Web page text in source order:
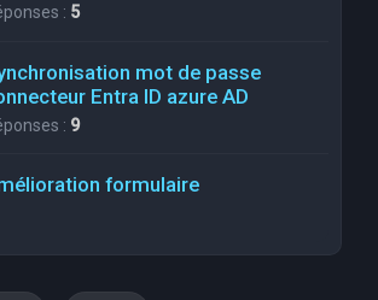
: 5
mot de passe
Entra ID azure AD
: 9
formulaire